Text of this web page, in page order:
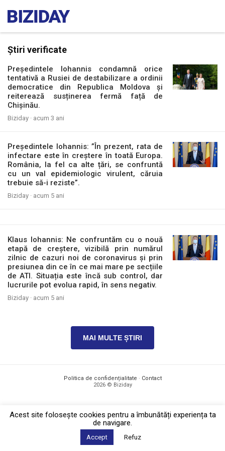
Știri verificate
Președintele Iohannis condamnă orice
tentativă a Rusiei de destabilizare a ordinii
democratice din Republica Moldova și
reiterează susținerea fermă față de
Chișinău.
Biziday · acum 3 ani
Președintele Iohannis: ”În prezent, rata de
infectare este în creștere în toată Europa.
România, la fel ca alte țări, se confruntă
cu un val epidemiologic virulent, căruia
trebuie să-i reziste”.
Biziday · acum 5 ani
Klaus Iohannis: Ne confruntăm cu o nouă
etapă de creștere, vizibilă prin numărul
zilnic de cazuri noi de coronavirus și prin
presiunea din ce în ce mai mare pe secțiile
de ATI. Situația este încă sub control, dar
lucrurile pot evolua rapid, în sens negativ.
Biziday · acum 5 ani
MAI MULTE ȘTIRI
Politica de confidențialitate · Contact
2026 © Biziday
Acest site foloseşte cookies pentru a îmbunătăți experiența ta
de navigare.
Accept Refuz